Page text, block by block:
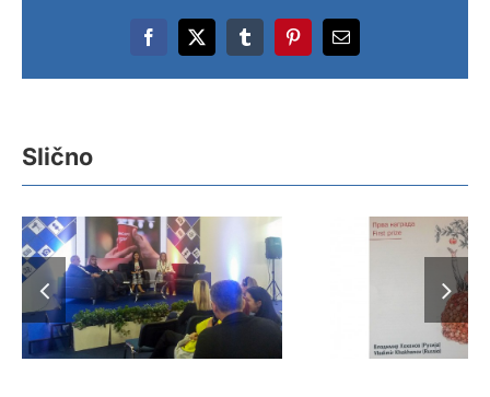
Facebook
X TumblrPinterestEmail
Slično
Drug je drug a ne
meta
Prva
nagrada